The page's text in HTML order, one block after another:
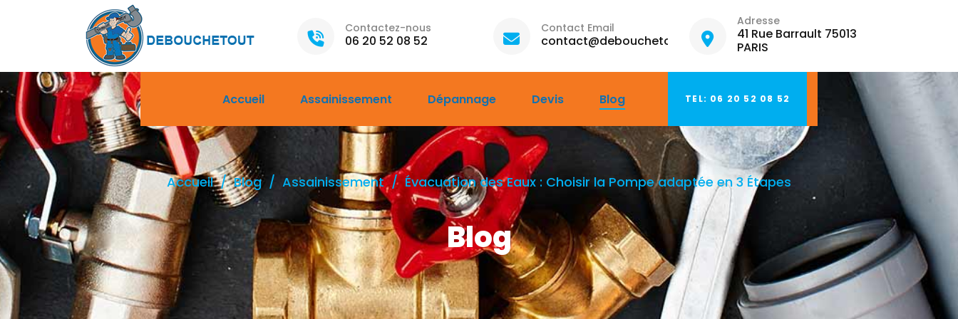
06 20 52 08 52
Contactez-nous
contact@debouchetout.fr
Contact Email
41 Rue Barrault 75013
PARIS
Adresse
Accueil Assainissement Dépannage Devis Blog TEL: 06 20 52 08 52
Blog
Accueil Blog Assainissement Évacuation des Eaux : Choisir la Pompe adaptée en 3 Étapes